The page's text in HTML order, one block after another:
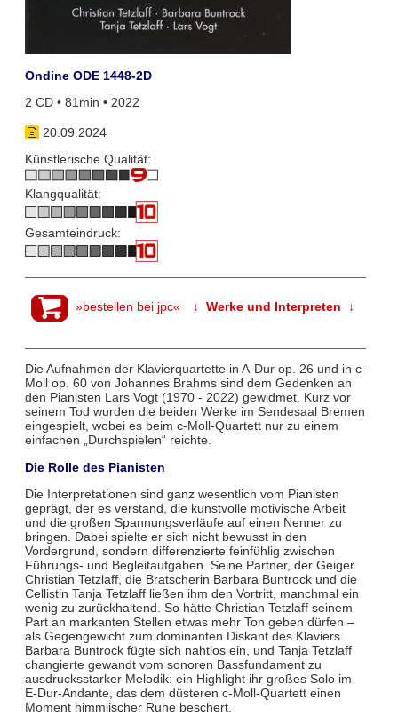
Ondine ODE 1448-2D
2 CD • 81min • 2022
20.09.2024
Künstlerische Qualität:
Klangqualität:
Gesamteindruck:
»bestellen bei jpc« ↓ Werke und Interpreten ↓
Die Aufnahmen der Klavierquartette in A-Dur op. 26 und in c-
Moll op. 60 von Johannes Brahms sind dem Gedenken an
den Pianisten Lars Vogt (1970 - 2022) gewidmet. Kurz vor
seinem Tod wurden die beiden Werke im Sendesaal Bremen
eingespielt, wobei es beim c-Moll-Quartett nur zu einem
einfachen „Durchspielen“ reichte.
Die Rolle des Pianisten
Die Interpretationen sind ganz wesentlich vom Pianisten
geprägt, der es verstand, die kunstvolle motivische Arbeit
und die großen Spannungsverläufe auf einen Nenner zu
bringen. Dabei spielte er sich nicht bewusst in den
Vordergrund, sondern differenzierte feinfühlig zwischen
Führungs- und Begleitaufgaben. Seine Partner, der Geiger
Christian Tetzlaff, die Bratscherin Barbara Buntrock und die
Cellistin Tanja Tetzlaff ließen ihm den Vortritt, manchmal ein
wenig zu zurückhaltend. So hätte Christian Tetzlaff seinem
Part an markanten Stellen etwas mehr Ton geben dürfen –
als Gegengewicht zum dominanten Diskant des Klaviers.
Barbara Buntrock fügte sich nahtlos ein, und Tanja Tetzlaff
changierte gewandt vom sonoren Bassfundament zu
ausdrucksstarker Melodik: ein Highlight ihr großes Solo im
E-Dur-Andante, das dem düsteren c-Moll-Quartett einen
Moment himmlischer Ruhe beschert.